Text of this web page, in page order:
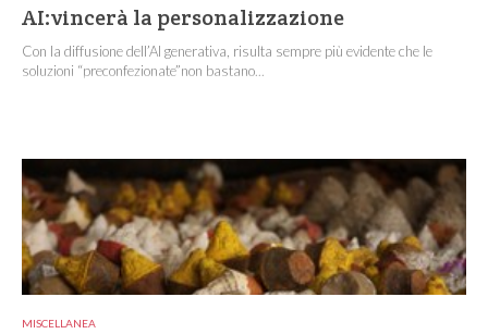
AI:vincerà la personalizzazione
Con la diffusione dell’AI generativa, risulta sempre più evidente che le
soluzioni “preconfezionate”non bastano...
MISCELLANEA